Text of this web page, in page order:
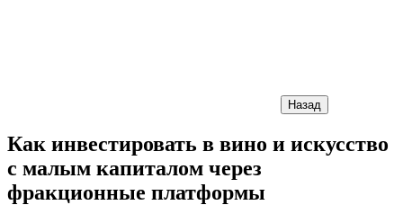
Назад
Как инвестировать в вино и искусство
с малым капиталом через
фракционные платформы